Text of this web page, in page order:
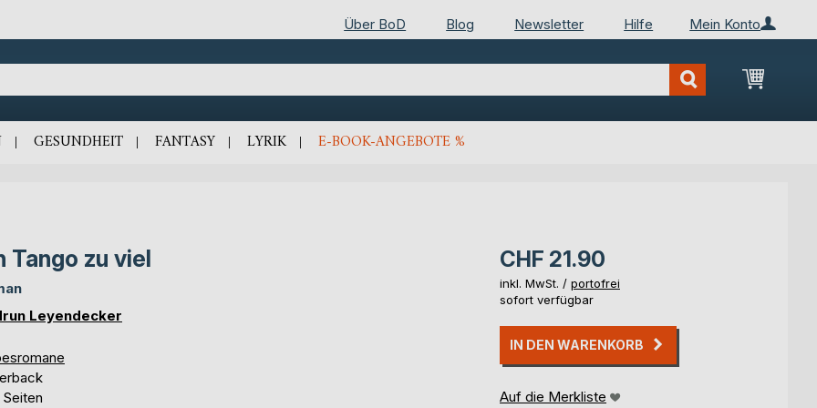
Mein Konto
Über BoD Blog Newsletter Hilfe
Mein
GESUNDHEIT FANTASY LYRIK E-BOOK-ANGEBOTE %
Tango zu viel
Leyendecker
CHF 21.90
inkl. MwSt. / portofrei
sofort verfügbar
IN DEN WARENKORB
Auf die Merkliste